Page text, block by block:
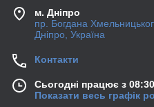
м. Дніпро
пр. Богдана
Дніпро, Україна
Контакти
Сьогодні працює з
Показати весь графік